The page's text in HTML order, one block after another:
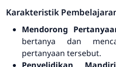
Karakteristik
Mendorong
bertanya dan
pertanyaan tersebut.